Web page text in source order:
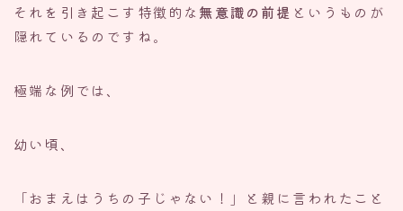
それを引き起こす特徴的な無意識の前提 というものが
隠れているのですね。
極端な例では、
幼い頃、
「おまえはうちの子じゃない！」と親に言われたこと